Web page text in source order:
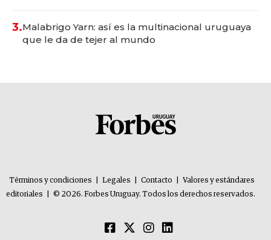
3.Malabrigo Yarn: así es la multinacional uruguaya
que le da de tejer al mundo
Términos y condiciones Legales Contacto
Valores y estándares
editoriales
© 2026. Forbes Uruguay. Todos los derechos reservados.